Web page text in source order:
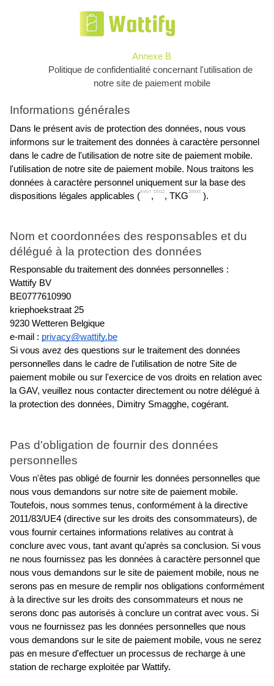
Annexe B
Politique de confidentialité concernant l'utilisation de
notre site de paiement mobile
Informations générales
Dans le présent avis de protection des données, nous vous
informons sur le traitement des données à caractère personnel
dans le cadre de l'utilisation de notre site de paiement mobile.
l'utilisation de notre site de paiement mobile. Nous traitons les
données à caractère personnel uniquement sur la base des
dispositions légales applicables (AVG1 ,DSG2, TKG20033 ).
Nom et coordonnées des responsables et du
délégué à la protection des données
Responsable du traitement des données personnelles :
Wattify BV
BE0777610990
kriephoekstraat 25
9230 Wetteren Belgique
e-mail : privacy@wattify.be
Si vous avez des questions sur le traitement des données
personnelles dans le cadre de l'utilisation de notre Site de
paiement mobile ou sur l'exercice de vos droits en relation avec
la GAV, veuillez nous contacter directement ou notre délégué à
la protection des données, Dimitry Smagghe, cogérant.
Pas d'obligation de fournir des données
personnelles
Vous n'êtes pas obligé de fournir les données personnelles que
nous vous demandons sur notre site de paiement mobile.
Toutefois, nous sommes tenus, conformément à la directive
2011/83/UE4 (directive sur les droits des consommateurs), de
vous fournir certaines informations relatives au contrat à
conclure avec vous, tant avant qu'après sa conclusion. Si vous
ne nous fournissez pas les données à caractère personnel que
nous vous demandons sur le site de paiement mobile, nous ne
serons pas en mesure de remplir nos obligations conformément
à la directive sur les droits des consommateurs et nous ne
serons donc pas autorisés à conclure un contrat avec vous. Si
vous ne fournissez pas les données personnelles que nous
vous demandons sur le site de paiement mobile, vous ne serez
pas en mesure d'effectuer un processus de recharge à une
station de recharge exploitée par Wattify.